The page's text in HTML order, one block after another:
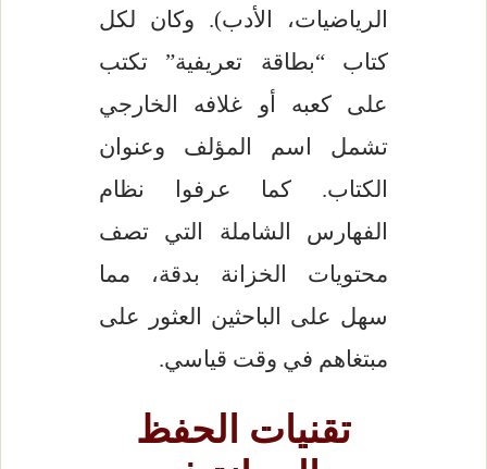
الرياضيات، الأدب). وكان لكل
كتاب “بطاقة تعريفية” تكتب
على كعبه أو غلافه الخارجي
تشمل اسم المؤلف وعنوان
الكتاب. كما عرفوا نظام
الفهارس الشاملة التي تصف
محتويات الخزانة بدقة، مما
سهل على الباحثين العثور على
مبتغاهم في وقت قياسي.
تقنيات الحفظ